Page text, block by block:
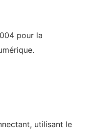
pour la
utilisant le